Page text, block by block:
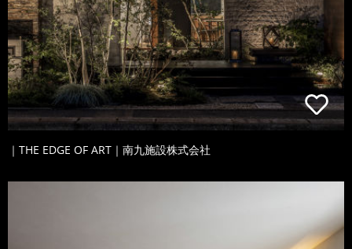
｜THE EDGE OF ART｜南九施設株式会社